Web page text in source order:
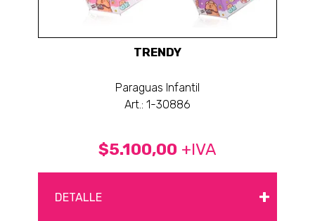
TRENDY
Paraguas Infantil
Art.: 1-30886
$5.100,00 +IVA
DETALLE +